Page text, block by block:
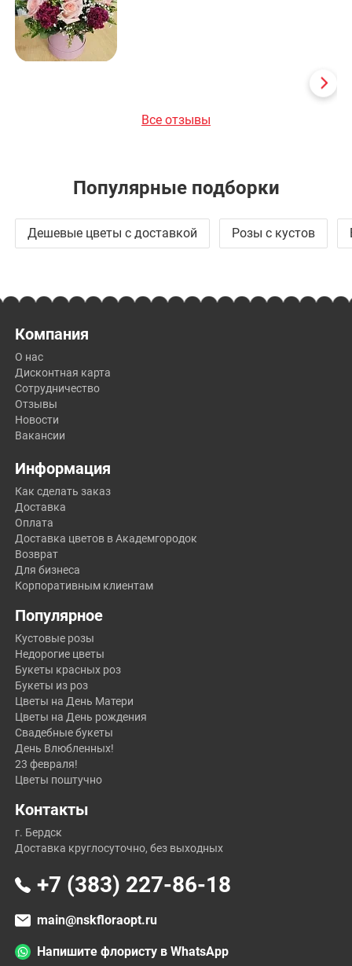
Все отзывы
Популярные подборки
Дешевые цветы с доставкой Розы с кустов
Компания
О нас
Дисконтная карта
Сотрудничество
Отзывы
Новости
Вакансии
Информация
Как сделать заказ
Доставка
Оплата
Доставка цветов в Академгородок
Возврат
Для бизнеса
Корпоративным клиентам
Популярное
Кустовые розы
Недорогие цветы
Букеты красных роз
Букеты из роз
Цветы на День Матери
Цветы на День рождения
Свадебные букеты
День Влюбленных!
23 февраля!
Цветы поштучно
Контакты
г. Бердск
Доставка круглосуточно, без выходных
+7 (383) 227-86-18
main@nskfloraopt.ru
Напишите флористу в WhatsApp